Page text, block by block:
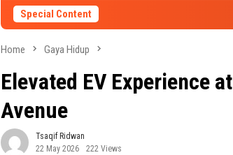
Special Content
Home Gaya Hidup
Elevated EV Experience
Avenue
Tsaqif Ridwan
22 May 2026
222 Views